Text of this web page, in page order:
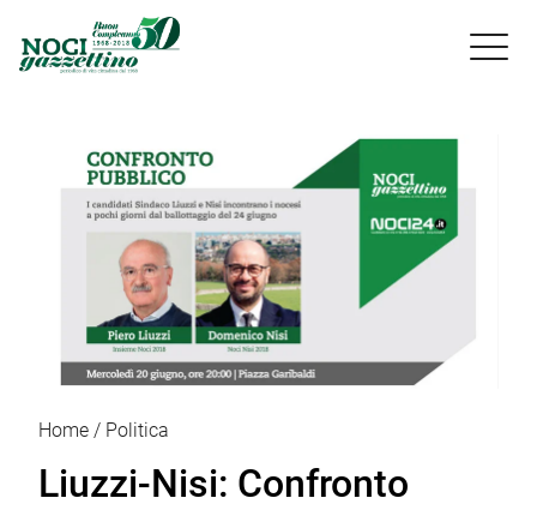

Home Politica
Liuzzi-Nisi: Confronto